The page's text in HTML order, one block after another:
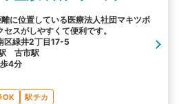
に位置している医療法人社団マキツボ
スがしやすくて便利です。
区緑井2丁目17-5
古市駅
4分
OK 駅チカ